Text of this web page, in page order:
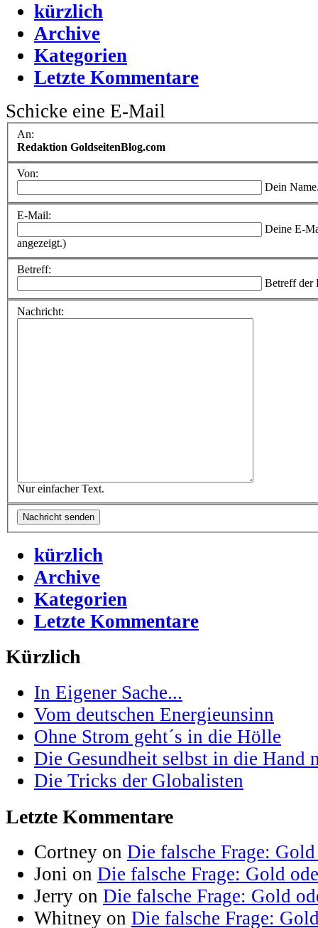
kürzlich
Archive
Kategorien
Letzte Kommentare
Schicke eine E-Mail
An:
Redaktion GoldseitenBlog.com
Von:
Dein
E-Mail:
Deine E-
angezeigt.)
Betreff:
Betreff der
Nachricht:
Nur einfacher Text.
kürzlich
Archive
Kategorien
Letzte Kommentare
Kürzlich
In Eigener Sache...
Vom deutschen Energieunsinn
Ohne Strom geht´s in die Hölle
Die Gesundheit selbst in die Hand
Die Tricks der Globalisten
Letzte Kommentare
Cortney on Die falsche Frage:
Joni on Die falsche Frage: Gold
Jerry on Die falsche Frage: Gold
Whitney on Die falsche Frage: